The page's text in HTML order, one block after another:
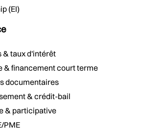
(EI)
& taux d'intérêt
& financement court terme
documentaires
& crédit-bail
& participative
PME